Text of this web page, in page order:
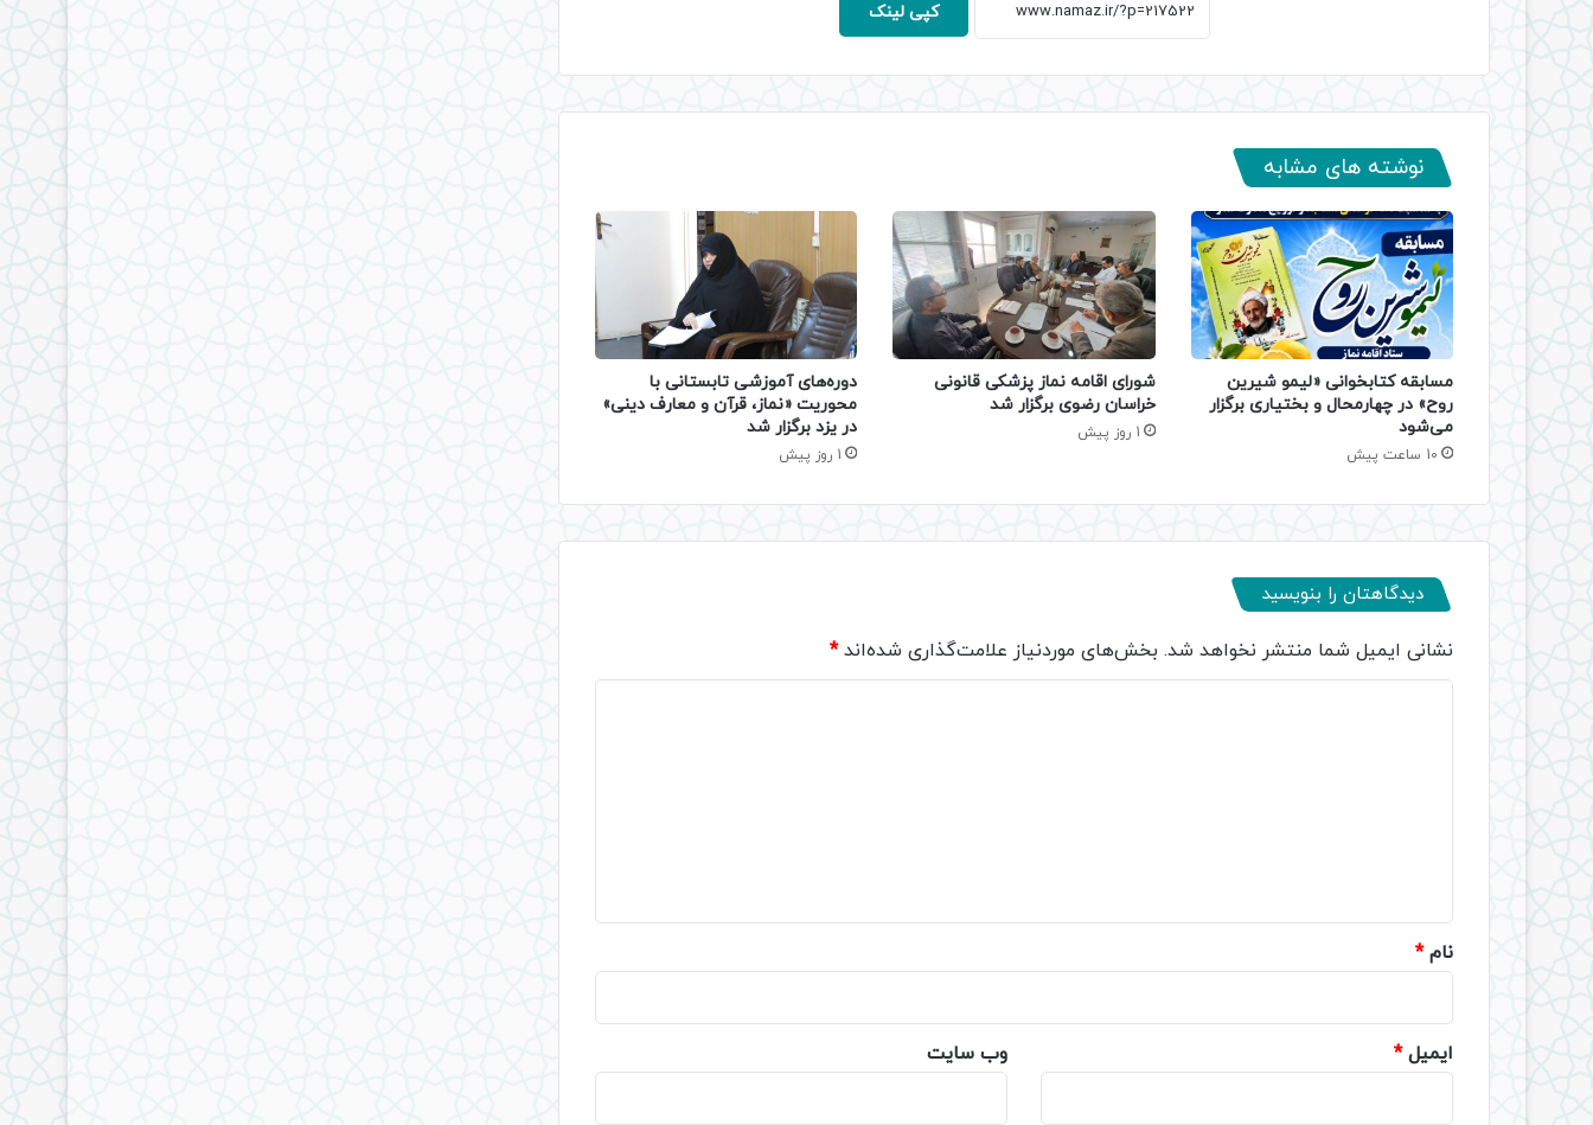
کپی لینک
نوشته های مشابه
مسابقه کتابخوانی «لیمو شیرین
روح» در چهارمحال و بختیاری برگزار
می‌شود
10 ساعت پیش
شورای اقامه نماز پزشکی قانونی
خراسان رضوی برگزار شد
1 روز پیش
دوره‌های آموزشی تابستانی با
محوریت «نماز، قرآن و معارف دینی»
در یزد برگزار شد
1 روز پیش
دیدگاهتان را بنویسید
نشانی ایمیل شما منتشر نخواهد شد. بخش‌های موردنیاز علامت‌گذاری شده‌اند*
نام*
ایمیل* وب‌ سایت